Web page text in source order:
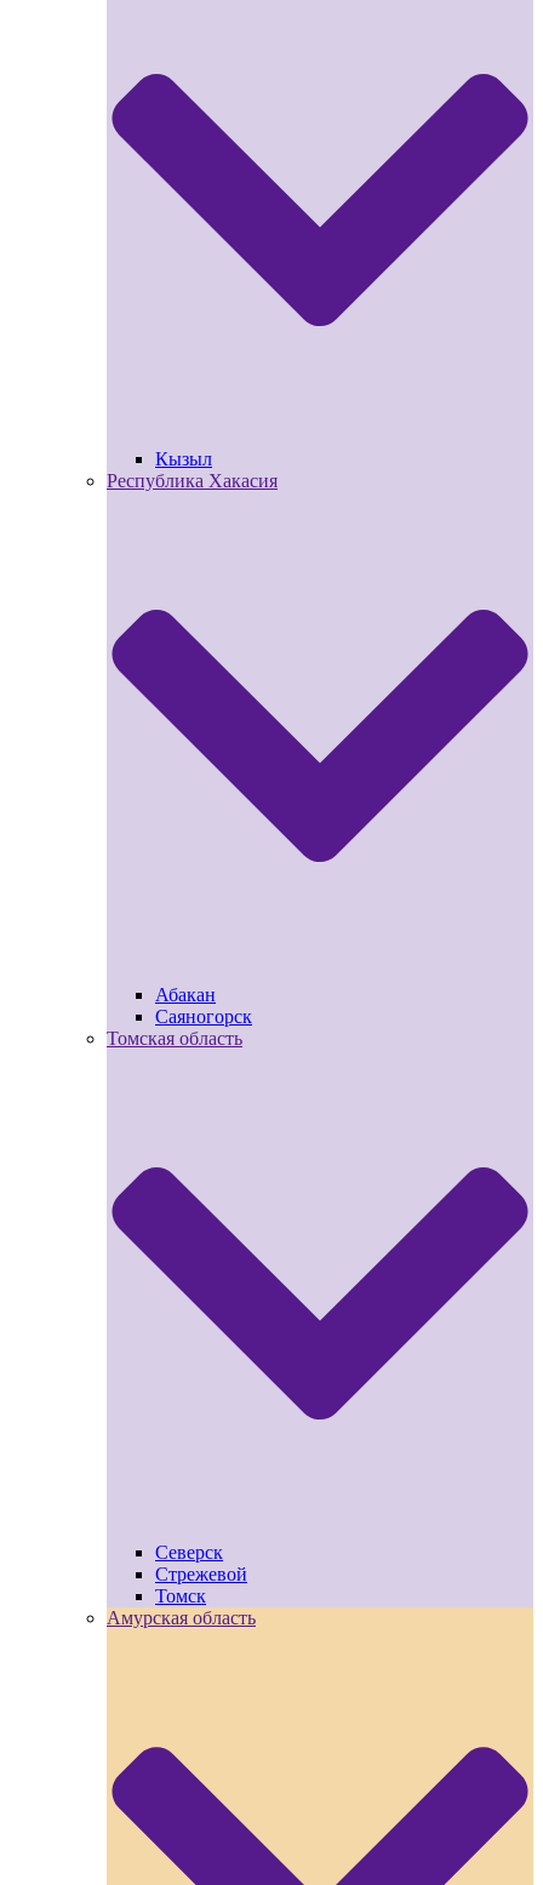
Кызыл
Республика Хакасия
Абакан
Саяногорск
Томская область
Северск
Стрежевой
Томск
Амурская область